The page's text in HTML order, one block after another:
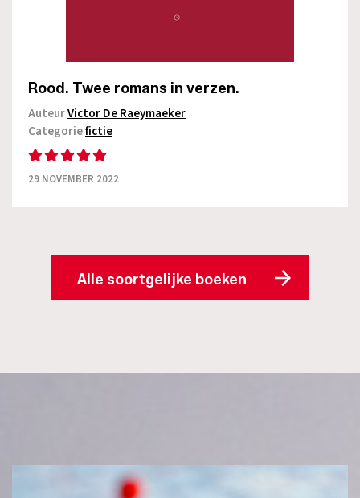
Rood. Twee romans in verzen.
AuteurVictor De Raeymaeker
Categoriefictie
29 NOVEMBER 2022
Alle soortgelijke boeken